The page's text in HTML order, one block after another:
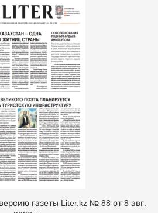
газеты Liter.kz № 88 от 8 авг.